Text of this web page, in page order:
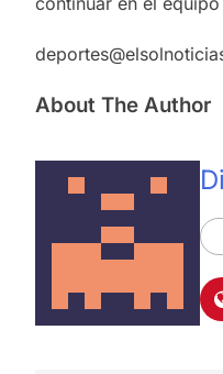
About The Author